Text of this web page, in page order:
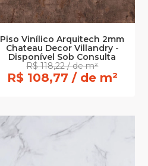
Piso Vinílico Arquitech 2mm
Chateau Decor Villandry -
Disponível Sob Consulta
R$ 118,22 / de m²
R$ 108,77 / de m²